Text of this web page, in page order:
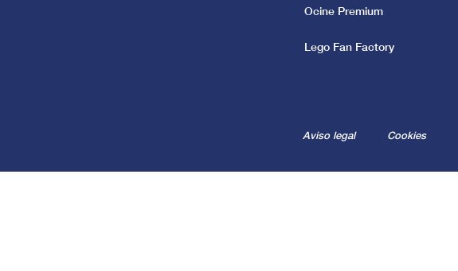
Ocine Premium
Lego Fan Factory
Aviso legal Cookies